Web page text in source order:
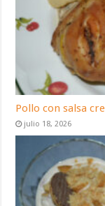
Pollo con salsa
julio 18, 2026